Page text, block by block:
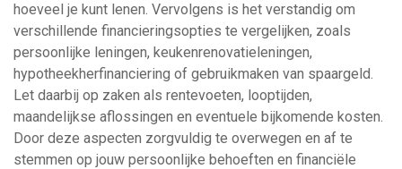
hoeveel je kunt lenen. Vervolgens is het verstandig om
verschillende financieringsopties te vergelijken, zoals
persoonlijke leningen, keukenrenovatieleningen,
hypotheekherfinanciering of gebruikmaken van spaargeld.
Let daarbij op zaken als rentevoeten, looptijden,
maandelijkse aflossingen en eventuele bijkomende kosten.
Door deze aspecten zorgvuldig te overwegen en af te
stemmen op jouw persoonlijke behoeften en financiële